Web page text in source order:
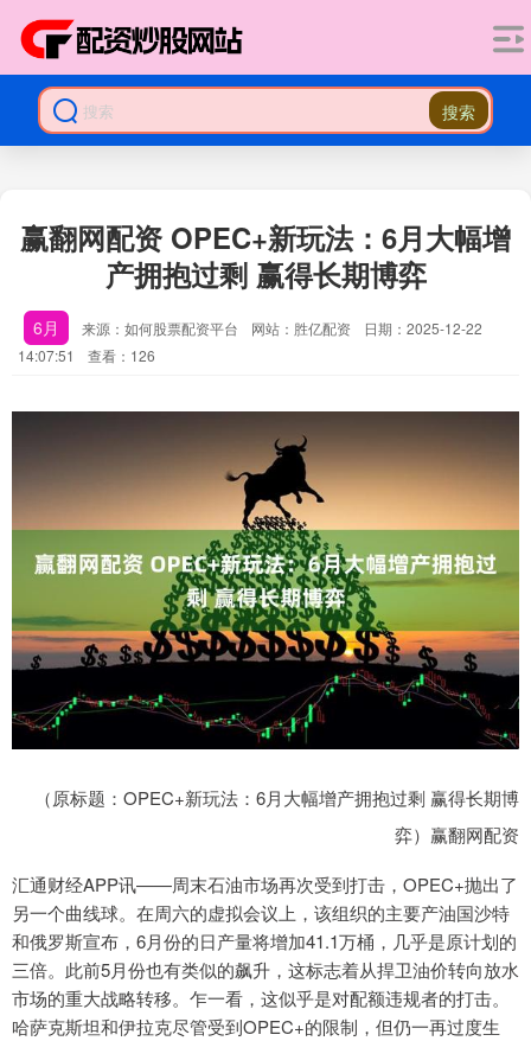
搜索
赢翻网配资 OPEC+新玩法：6月大幅增
产拥抱过剩 赢得长期博弈
6月 来源：如何股票配资平台 网站：胜亿配资
日期：2025-12-22
14:07:51
查看：126
（原标题：OPEC+新玩法：6月大幅增产拥抱过剩 赢得长期博
弈）赢翻网配资
汇通财经APP讯——周末石油市场再次受到打击，OPEC+抛出了
另一个曲线球。在周六的虚拟会议上，该组织的主要产油国沙特
和俄罗斯宣布，6月份的日产量将增加41.1万桶，几乎是原计划的
三倍。此前5月份也有类似的飙升，这标志着从捍卫油价转向放水
市场的重大战略转移。乍一看，这似乎是对配额违规者的打击。
哈萨克斯坦和伊拉克尽管受到OPEC+的限制，但仍一再过度生